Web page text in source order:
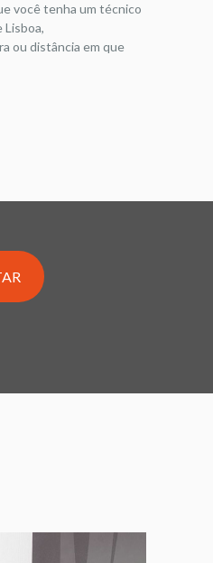
você tenha um técnico
Lisboa,
ou distância em que